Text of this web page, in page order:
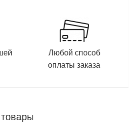
Любой способ
оплаты заказа